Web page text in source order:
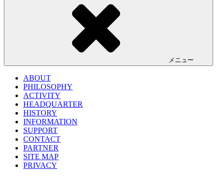
メニュー
ABOUT
PHILOSOPHY
ACTIVITY
HEADQUARTER
HISTORY
INFORMATION
SUPPORT
CONTACT
PARTNER
SITE MAP
PRIVACY